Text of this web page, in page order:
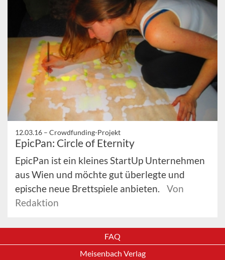
12.03.16 – Crowdfunding-Projekt
EpicPan: Circle of Eternity
EpicPan ist ein kleines StartUp Unternehmen
aus Wien und möchte gut überlegte und
epische neue Brettspiele anbieten.
Von
Redaktion
FAQ
Meisenbach Verlag